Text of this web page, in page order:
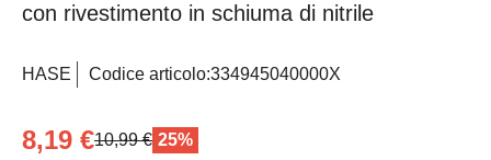
con rivestimento in schiuma di nitrile
HASE Codice articolo:334945040000X
8,19 €10,99 € 25%